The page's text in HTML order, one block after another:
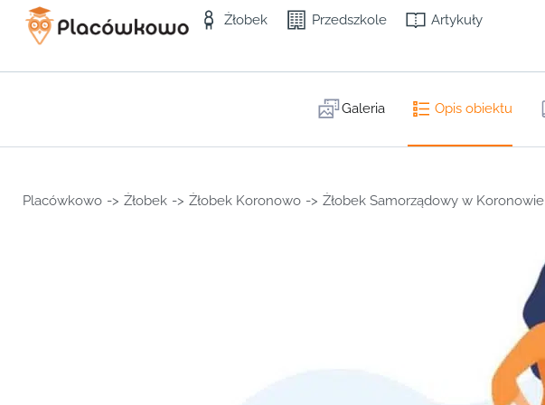
Żłobek Przedszkole Artykuły
Galeria Opis obiektu
Placówkowo -> Żłobek -> Żłobek Koronowo -> Żłobek Samorządowy w Koronowie